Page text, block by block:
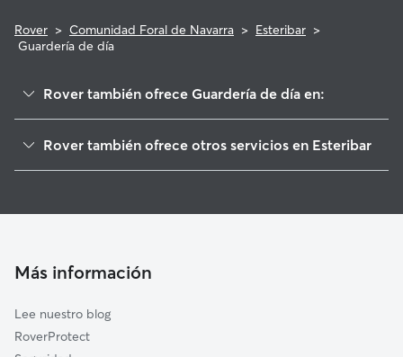
Rover > Comunidad Foral de Navarra > Esteribar >
Guardería de día
Rover también ofrece Guardería de día en:
Lizoáin-Arriasgoiti
Ansoáin/Antsoain
Juslapeña
Berrioplano/Berriobeiti
Rover también ofrece otros servicios en Esteribar
Cuidadores a domicilio en Esteribar
Más información
Lee nuestro blog
RoverProtect